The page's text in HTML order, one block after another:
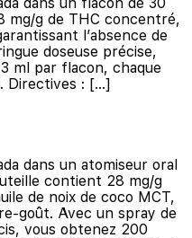
mg/g de THC concentré,
l’absence de
doseuse précise,
ml par flacon, chaque
Directives : […]
dans un atomiseur oral
contient 28 mg/g
de noix de coco MCT,
goût. Avec un spray de
vous obtenez 200